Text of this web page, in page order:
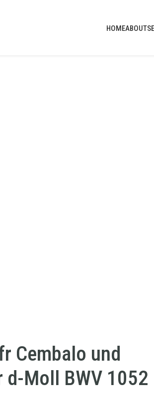
HOMEABOUT
Cembalo und
d-Moll BWV 1052